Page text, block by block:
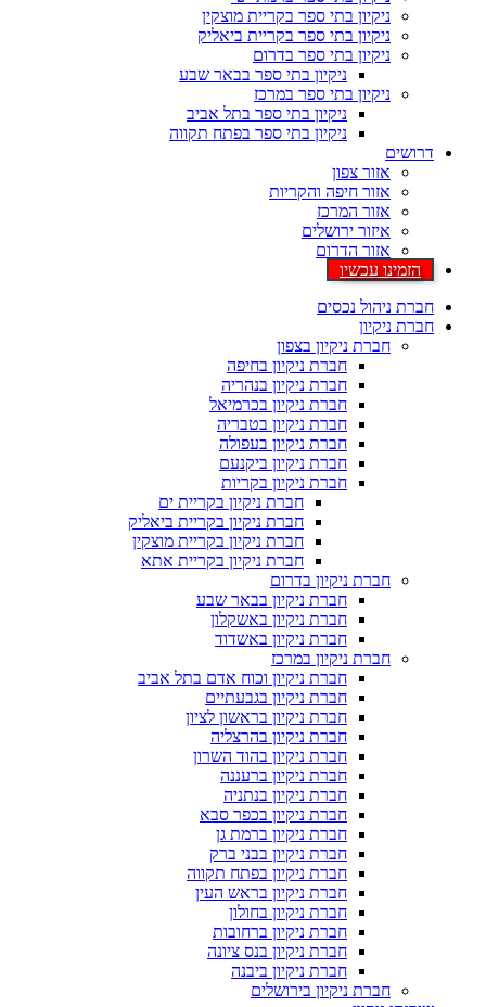
ניקיון בתי ספר בקריית מוצקין
ניקיון בתי ספר בקריית ביאליק
ניקיון בתי ספר בדרום
ניקיון בתי ספר בבאר שבע
ניקיון בתי ספר במרכז
ניקיון בתי ספר בתל אביב
ניקיון בתי ספר בפתח תקווה
דרושים
אזור צפון
אזור חיפה והקריות
אזור המרכז
איזור ירושלים
אזור הדרום
הזמינו עכשיו
חברת ניהול נכסים
חברת ניקיון
חברת ניקיון בצפון
חברת ניקיון בחיפה
חברת ניקיון בנהריה
חברת ניקיון בכרמיאל
חברת ניקיון בטבריה
חברת ניקיון בעפולה
חברת ניקיון ביקנעם
חברת ניקיון בקריות
חברת ניקיון בקריית ים
חברת ניקיון בקריית ביאליק
חברת ניקיון בקריית מוצקין
חברת ניקיון בקריית אתא
חברת ניקיון בדרום
חברת ניקיון בבאר שבע
חברת ניקיון באשקלון
חברת ניקיון באשדוד
חברת ניקיון במרכז
חברת ניקיון וכוח אדם בתל אביב
חברת ניקיון בגבעתיים
חברת ניקיון בראשון לציון
חברת ניקיון בהרצליה
חברת ניקיון בהוד השרון
חברת ניקיון ברעננה
חברת ניקיון בנתניה
חברת ניקיון בכפר סבא
חברת ניקיון ברמת גן
חברת ניקיון בבני ברק
חברת ניקיון בפתח תקווה
חברת ניקיון בראש העין
חברת ניקיון בחולון
חברת ניקיון ברחובות
חברת ניקיון בנס ציונה
חברת ניקיון ביבנה
חברת ניקיון בירושלים